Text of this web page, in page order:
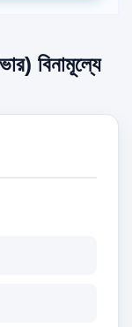
বিনামূল্যে